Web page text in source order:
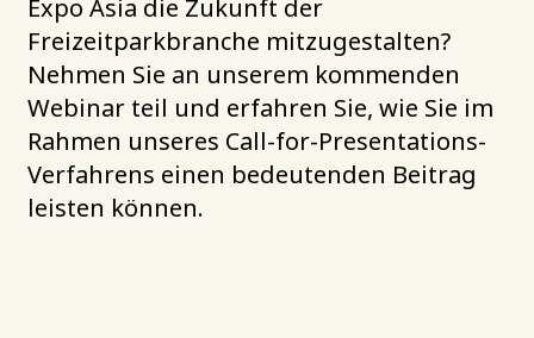
Expo Asia die Zukunft der
Freizeitparkbranche mitzugestalten?
Nehmen Sie an unserem kommenden
Webinar teil und erfahren Sie, wie Sie im
Rahmen unseres Call-for-Presentations-
Verfahrens einen bedeutenden Beitrag
leisten können.